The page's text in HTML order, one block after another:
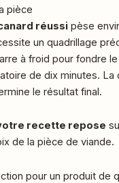
pièce
réussi pèse
un quadrillage
à froid pour fondre
de dix minutes. La
le résultat final.
recette repose
de la pièce de viande.
pour un produit de